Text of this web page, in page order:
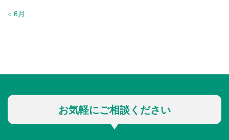
« 6月
お気軽にご相談ください